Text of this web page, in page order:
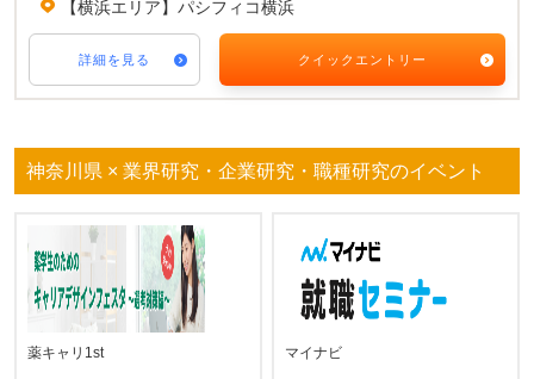
【横浜エリア】パシフィコ横浜
詳細を見る クイックエントリー
神奈川県 × 業界研究・企業研究・職種研究のイベント
薬キャリ1st マイナビ